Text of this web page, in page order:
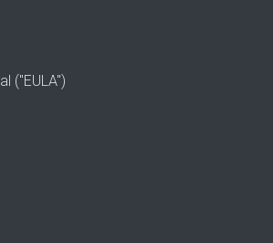
("EULA")